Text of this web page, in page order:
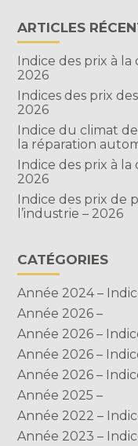
ARTICLES
Indice des prix à
2026
Indices des prix
2026
Indice du climat
la réparation
Indice des prix à
2026
Indice des prix de
l’industrie – 2026
CATÉGORIES
Année 2024 –
Année 2026 –
Année 2026 –
Année 2026 –
Année 2026 –
Année 2025 –
Année 2022 –
Année 2023 –